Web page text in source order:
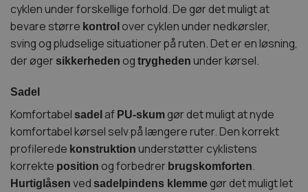
cyklen under forskellige forhold. De gør det muligt at
bevare større kontrol over cyklen under nedkørsler,
sving og pludselige situationer på ruten. Det er en løsning,
der øger sikkerheden og trygheden under kørsel.
Sadel
Komfortabel sadel af PU-skum gør det muligt at nyde
komfortabel kørsel selv på længere ruter. Den korrekt
profilerede konstruktion understøtter cyklistens
korrekte position og forbedrer brugskomforten.
Hurtiglåsen ved sadelpindens klemme gør det muligt let